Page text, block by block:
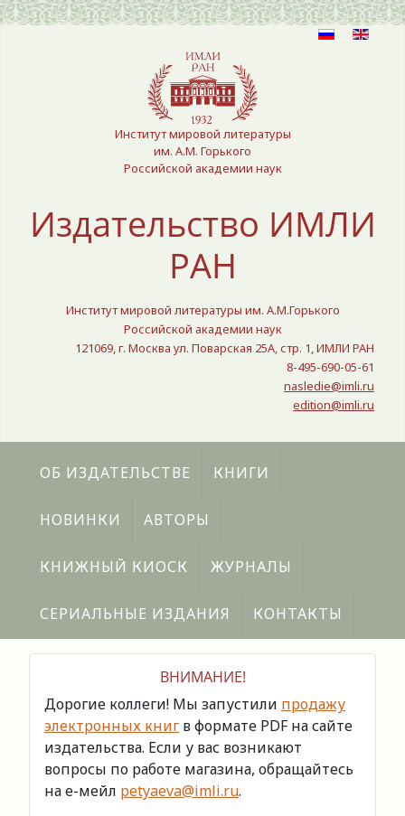
Выберите язык
Институт мировой литературы
им. А.М. Горького
Российской академии наук
Издательство ИМЛИ
РАН
Институт мировой литературы им. А.М.Горького
Российской академии наук
121069, г. Москва ул. Поварская 25A, стр. 1, ИМЛИ РАН
8-495-690-05-61
nasledie@imli.ru
edition@imli.ru
ОБ ИЗДАТЕЛЬСТВЕ КНИГИ
НОВИНКИ АВТОРЫ
КНИЖНЫЙ КИОСК ЖУРНАЛЫ
СЕРИАЛЬНЫЕ ИЗДАНИЯ КОНТАКТЫ
ВНИМАНИЕ!
Дорогие коллеги! Мы запустили продажу
электронных книг в формате PDF на сайте
издательства. Если у вас возникают
вопросы по работе магазина, обращайтесь
на е-мейл petyaeva@imli.ru.